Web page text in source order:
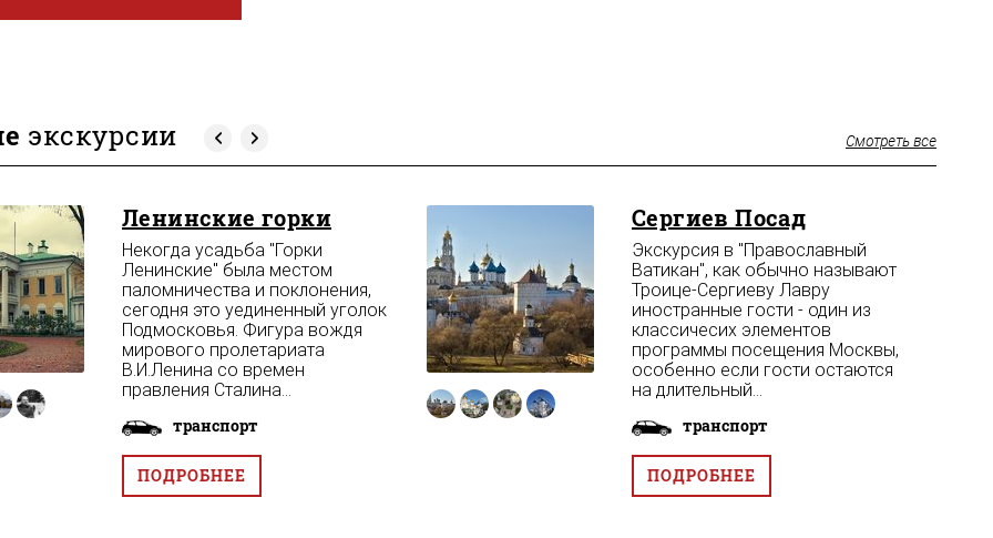
экскурсии Смотреть все
Ленинские горки
Некогда усадьба "Горки
Ленинские" была местом
паломничества и поклонения,
сегодня это уединенный уголок
Подмосковья. Фигура вождя
мирового пролетариата
В.И.Ленина со времен
правления Сталина...
транспорт
ПОДРОБНЕЕ
Сергиев Посад
Экскурсия в "Православный
Ватикан", как обычно называют
Троице-Сергиеву Лавру
иностранные гости - один из
классичесих элементов
программы посещения Москвы,
особенно если гости остаются
на длительный...
транспорт
ПОДРОБНЕЕ